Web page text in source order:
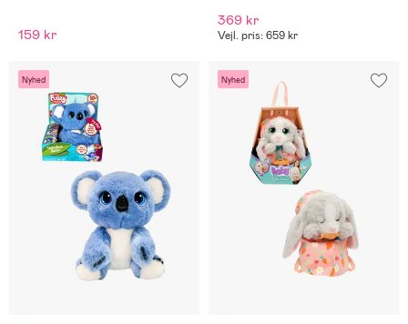
159 kr
369 kr
Vejl. pris: 659 kr
Nyhed Nyhed